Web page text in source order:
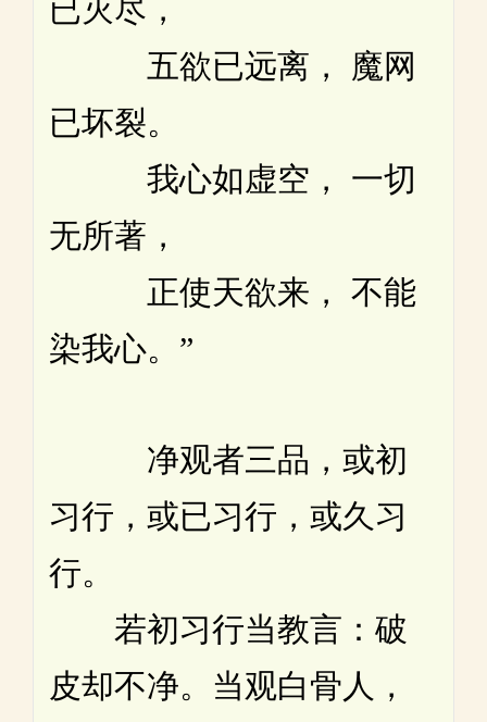
已灭尽，
五欲已远离， 魔网
已坏裂。
我心如虚空， 一切
无所著，
正使天欲来， 不能
染我心。”
净观者三品，或初
习行，或已习行，或久习
行。
若初习行当教言：破
皮却不净。当观白骨人，